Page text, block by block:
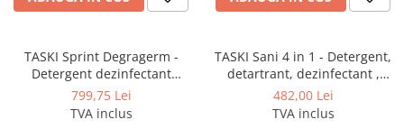
Dispensere acoperitoare colac wc
Dispensere odorizante
Dispensere prosoape pliate (Z)
TASKI Sprint Degragerm -
Detergent dezinfectant
dezodorizant pentru
suprafețe dure și pardoseli -
799,75 Lei
TVA inclus
TASKI Sani 4 in 1 - Detergent,
detartrant, dezinfectant ,
dezodorizant profesional
pentru grupuri sanitare 5L
482,00 Lei
TVA inclus